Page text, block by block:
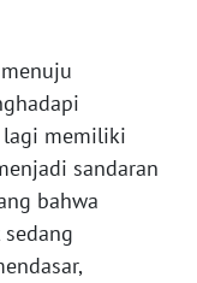
lagi memiliki
sandaran
bahwa